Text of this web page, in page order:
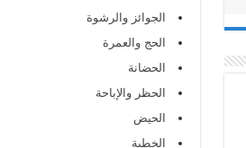
الجوائز والرشوة
الحج والعمرة
الحضانة
الحظر والإباحة
الحيض
الخطبة